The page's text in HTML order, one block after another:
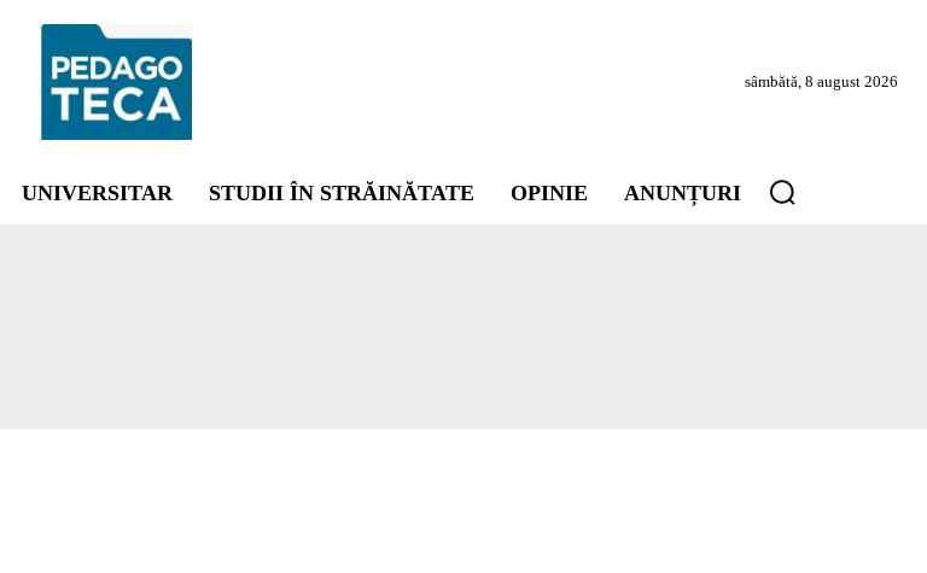
sâmbătă, 8 august 2026
UNIVERSITAR STUDII ÎN STRĂINĂTATE OPINIE ANUNȚURI